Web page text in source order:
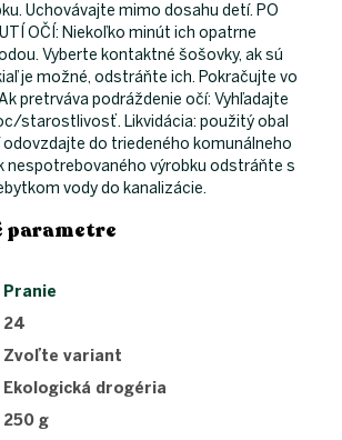
Uchovávajte mimo dosahu detí. PO
OČÍ: Niekoľko minút ich opatrne
Vyberte kontaktné šošovky, ak sú
je možné, odstráňte ich. Pokračujte vo
pretrváva podráždenie očí: Vyhľadajte
starostlivosť. Likvidácia: použitý obal
do triedeného komunálneho
nespotrebovaného výrobku odstráňte s
vody do kanalizácie.
parametre
Pranie
24
Zvoľte variant
Ekologická drogéria
250 g